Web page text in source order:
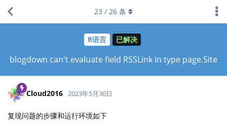
R语言 已解决
blogdown can't evaluate field RSSLink in type page.Site
23 / 26 条
Cloud2016 2023年5月30日
复现问题的步骤和运行环境如下